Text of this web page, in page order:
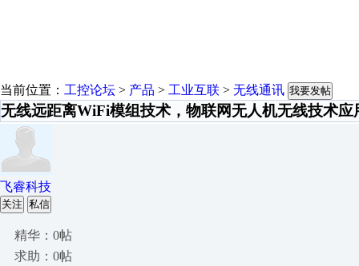
当前位置： 工控论坛 > 产品 > 工业互联 > 无线通讯 我要发帖
无线远距离WiFi模组技术，物联网无人机无线技术应
飞睿科技
关注 私信
精华：0帖
求助：0帖